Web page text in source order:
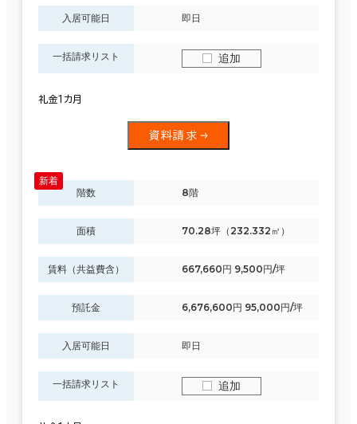
入居可能日 即日
一括請求リスト 追加
礼金１カ月
資料請求
階数 8階
面積 70.28坪（232.332㎡）
賃料（共益費含） 667,660円 9,500円/坪
預託金 6,676,600円 95,000円/坪
入居可能日 即日
一括請求リスト 追加